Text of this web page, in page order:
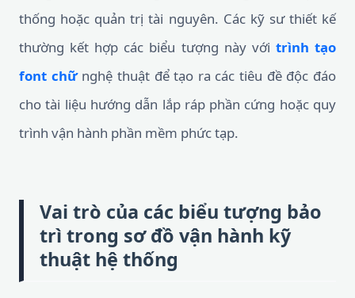
thống hoặc quản trị tài nguyên. Các kỹ sư thiết kế
thường kết hợp các biểu tượng này với trình tạo
font chữnghệ thuật để tạo ra các tiêu đề độc đáo
cho tài liệu hướng dẫn lắp ráp phần cứng hoặc quy
trình vận hành phần mềm phức tạp.
Vai trò của các biểu tượng bảo
trì trong sơ đồ vận hành kỹ
thuật hệ thống